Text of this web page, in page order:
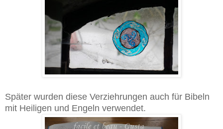
Später wurden diese Verziehrungen auch für Bibeln
mit Heiligen und Engeln verwendet.